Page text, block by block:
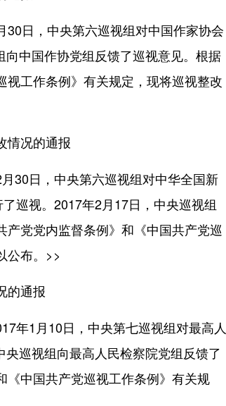
日，中央第六巡视组对中国作家协会
中国作协党组反馈了巡视意见。根据
视工作条例》有关规定，现将巡视整改
情况的通报
日，中央第六巡视组对中华全国新
巡视。2017年2月17日，中央巡视组
党党内监督条例》和《中国共产党巡
布。 >>
的通报
1月10日，中央第七巡视组对最高人
巡视组向最高人民检察院党组反馈了
中国共产党巡视工作条例》有关规